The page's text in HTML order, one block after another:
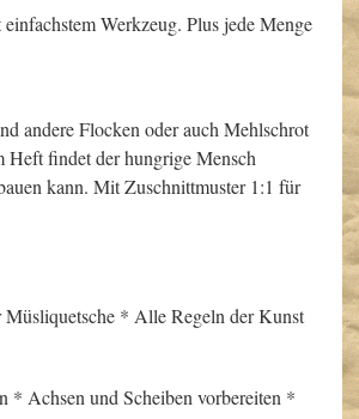
Werkzeug. Plus jede Menge
andere Flocken oder auch Mehlschrot
Heft findet der hungrige Mensch
kann. Mit Zuschnittmuster 1:1 für
* Alle Regeln der Kunst
* Achsen und Scheiben vorbereiten *